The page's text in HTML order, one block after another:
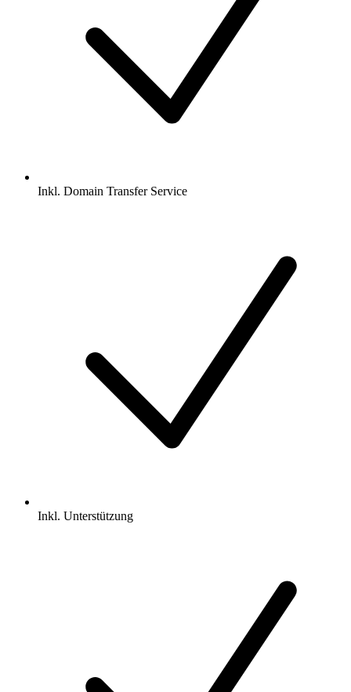
Inkl. Domain Transfer Service
Inkl. Unterstützung